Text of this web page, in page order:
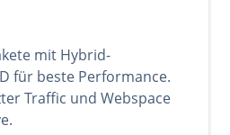
mit Hybrid-
für beste Performance.
Traffic und Webspace